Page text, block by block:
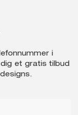
i
et gratis tilbud